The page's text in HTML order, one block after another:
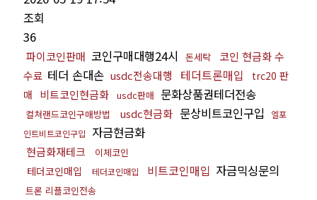
조회
36
파이코인판매 코인구매대행24시 돈세탁
코인 현금화 수
수료 테더 손대손 usdc전송대행 테더트론매입
trc20 판
매 비트코인현금화 usdc판매 문화상품권테더전송
컬쳐랜드코인구매방법 usdc현금화 문상비트코인구입
엘포
인트비트코인구입
자금현금화
현금화재테크 이체코인
테더코인매입 테더코인매입 비트코인매입 자금믹싱문의
트론 리플코인전송